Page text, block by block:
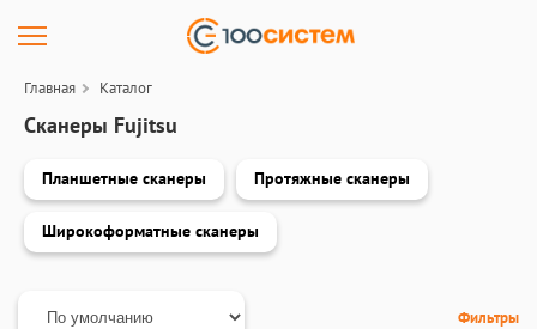
Главная Каталог
Сканеры Fujitsu
Планшетные сканеры Протяжные сканеры
Широкоформатные сканеры
Фильтры